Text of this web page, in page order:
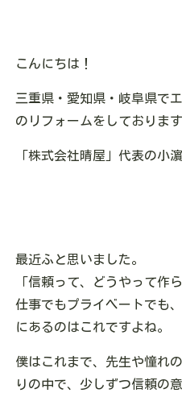
こんにちは！
三重県・愛知県・岐阜県で
のリフォームをしております
「株式会社晴屋」代表の小濵
最近ふと思いました。
「信頼って、どうやって作
仕事でもプライベートでも
にあるのはこれですよね。
僕はこれまで、先生や憧れ
りの中で、少しずつ信頼の